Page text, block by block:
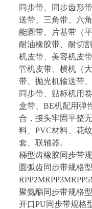
同步带、同步齿形
送带、三角带、六
能圆带、片基带（
耐油橡胶带、耐切
机皮带、美容机皮
管机皮带、横机（
带、抛光机输送带
同步带、贴标机用
盒带、BE机配用弹
合，接头牢固平整
料、PVC材料、花
套、联轴器。
梯型齿橡胶同步带
圆弧齿同步带规格
聚氨酯同步带规格
开口PU同步带规格